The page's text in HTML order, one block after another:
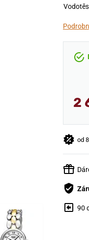
2
od
90